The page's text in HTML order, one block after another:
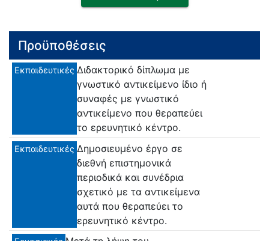
Προϋποθέσεις
Εκπαιδευτικές Διδακτορικό δίπλωμα με
γνωστικό αντικείμενο ίδιο ή
συναφές με γνωστικό
αντικείμενο που θεραπεύει
το ερευνητικό κέντρο.
Εκπαιδευτικές Δημοσιευμένο έργο σε
διεθνή επιστημονικά
περιοδικά και συνέδρια
σχετικό με τα αντικείμενα
αυτά που θεραπεύει το
ερευνητικό κέντρο.